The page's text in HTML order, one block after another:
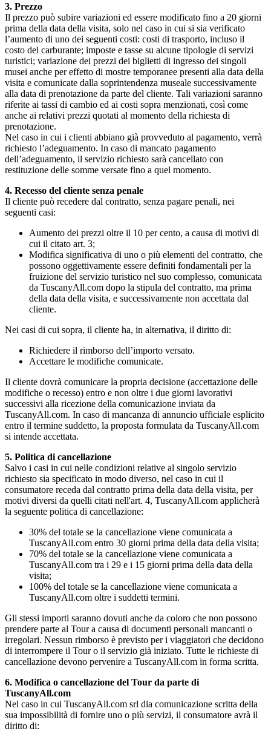
3. Prezzo
Il prezzo può subire variazioni ed essere modificato fino a 20 giorni
prima della data della visita, solo nel caso in cui si sia verificato
l’aumento di uno dei seguenti costi: costi di trasporto, incluso il
costo del carburante; imposte e tasse su alcune tipologie di servizi
turistici; variazione dei prezzi dei biglietti di ingresso dei singoli
musei anche per effetto di mostre temporanee presenti alla data della
visita e comunicate dalla soprintendenza museale successivamente
alla data di prenotazione da parte del cliente. Tali variazioni saranno
riferite ai tassi di cambio ed ai costi sopra menzionati, così come
anche ai relativi prezzi quotati al momento della richiesta di
prenotazione.
Nel caso in cui i clienti abbiano già provveduto al pagamento, verrà
richiesto l’adeguamento. In caso di mancato pagamento
dell’adeguamento, il servizio richiesto sarà cancellato con
restituzione delle somme versate fino a quel momento.
4. Recesso del cliente senza penale
Il cliente può recedere dal contratto, senza pagare penali, nei
seguenti casi:
Aumento dei prezzi oltre il 10 per cento, a causa di motivi di
cui il citato art. 3;
Modifica significativa di uno o più elementi del contratto, che
possono oggettivamente essere definiti fondamentali per la
fruizione del servizio turistico nel suo complesso, comunicata
da TuscanyAll.com dopo la stipula del contratto, ma prima
della data della visita, e successivamente non accettata dal
cliente.
Nei casi di cui sopra, il cliente ha, in alternativa, il diritto di:
Richiedere il rimborso dell’importo versato.
Accettare le modifiche comunicate.
Il cliente dovrà comunicare la propria decisione (accettazione delle
modifiche o recesso) entro e non oltre i due giorni lavorativi
successivi alla ricezione della comunicazione inviata da
TuscanyAll.com. In caso di mancanza di annuncio ufficiale esplicito
entro il termine suddetto, la proposta formulata da TuscanyAll.com
si intende accettata.
5. Politica di cancellazione
Salvo i casi in cui nelle condizioni relative al singolo servizio
richiesto sia specificato in modo diverso, nel caso in cui il
consumatore receda dal contratto prima della data della visita, per
motivi diversi da quelli citati nell'art. 4, TuscanyAll.com applicherà
la seguente politica di cancellazione:
30% del totale se la cancellazione viene comunicata a
TuscanyAll.com entro 30 giorni prima della data della visita;
70% del totale se la cancellazione viene comunicata a
TuscanyAll.com tra i 29 e i 15 giorni prima della data della
visita;
100% del totale se la cancellazione viene comunicata a
TuscanyAll.com oltre i suddetti termini.
Gli stessi importi saranno dovuti anche da coloro che non possono
prendere parte al Tour a causa di documenti personali mancanti o
irregolari. Nessun rimborso è previsto per i viaggiatori che decidono
di interrompere il Tour o il servizio già iniziato. Tutte le richieste di
cancellazione devono pervenire a TuscanyAll.com in forma scritta.
6. Modifica o cancellazione del Tour da parte di
TuscanyAll.com
Nel caso in cui TuscanyAll.com srl dia comunicazione scritta della
sua impossibilità di fornire uno o più servizi, il consumatore avrà il
diritto di: